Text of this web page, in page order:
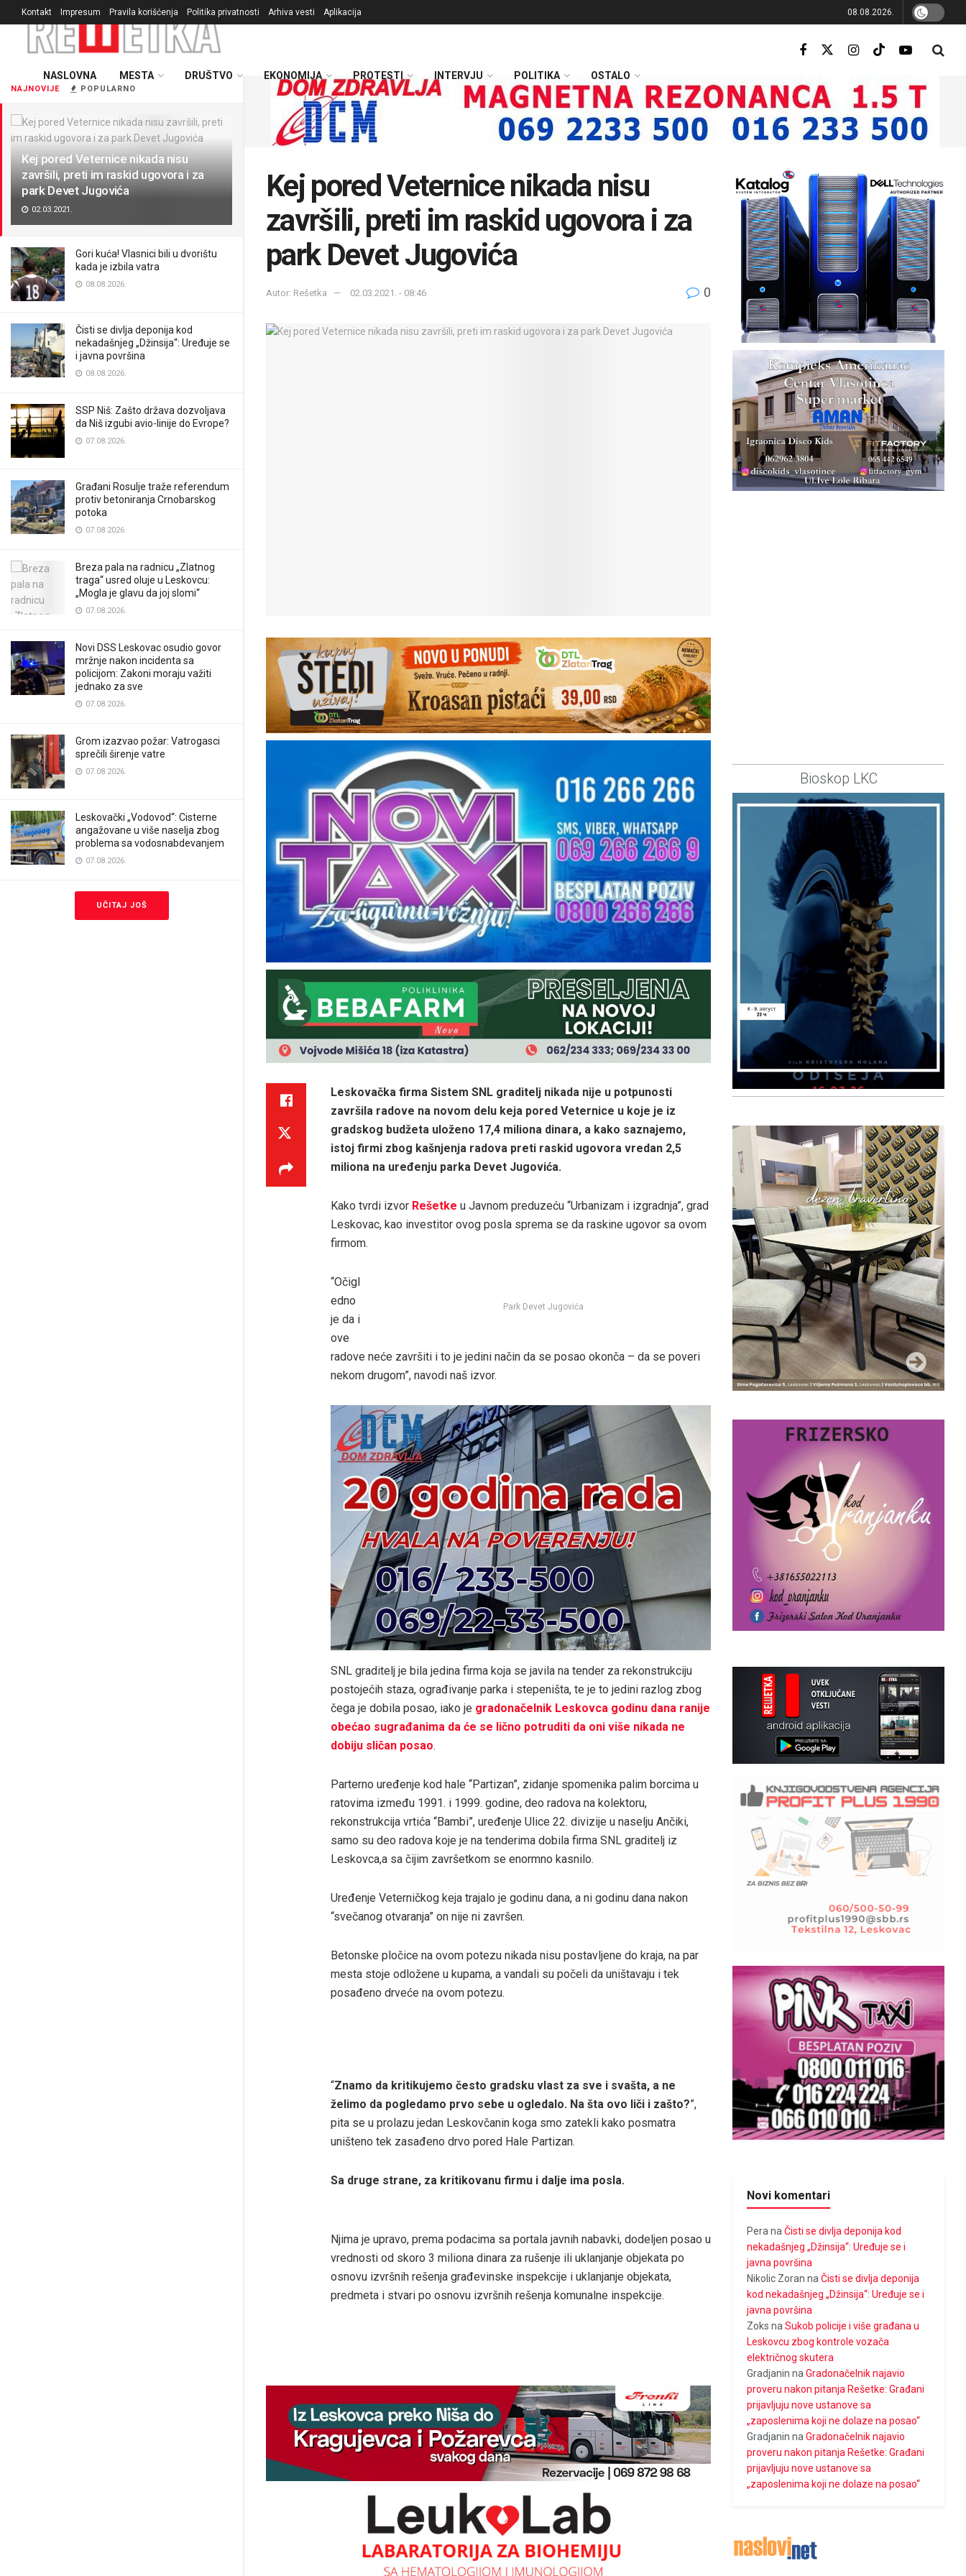
NAJNOVIJE POPULARNO
Kej pored Veternice nikada nisu
završili, preti im raskid ugovora i za
park Devet Jugovića
02.03.2021.
Gori kuća! Vlasnici bili u dvorištu
kada je izbila vatra
08.08.2026.
Čisti se divlja deponija kod
nekadašnjeg „Džinsija“: Uređuje se
i javna površina
08.08.2026.
SSP Niš: Zašto država dozvoljava
da Niš izgubi avio-linije do Evrope?
07.08.2026.
Građani Rosulje traže referendum
protiv betoniranja Crnobarskog
potoka
07.08.2026.
Breza pala na radnicu „Zlatnog
traga“ usred oluje u Leskovcu:
„Mogla je glavu da joj slomi“
07.08.2026.
Novi DSS Leskovac osudio govor
mržnje nakon incidenta sa
policijom: Zakoni moraju važiti
jednako za sve
07.08.2026.
Grom izazvao požar: Vatrogasci
sprečili širenje vatre
07.08.2026.
Leskovački „Vodovod“: Cisterne
angažovane u više naselja zbog
problema sa vodosnabdevanjem
07.08.2026.
UČITAJ JOŠ
Kontakt Impresum Pravila korišćenja Politika privatnosti Arhiva vesti Aplikacija 08.08.2026.
NASLOVNA MESTA DRUŠTVO EKONOMIJA PROTESTI INTERVJU POLITIKA OSTALO
Kej pored Veternice nikada nisu
završili, preti im raskid ugovora i za
park Devet Jugovića
Autor: Rešetka 02.03.2021. - 08:46 0
Leskovačka firma Sistem SNL graditelj nikada nije u potpunosti
završila radove na novom delu keja pored Veternice u koje je iz
gradskog budžeta uloženo 17,4 miliona dinara, a kako saznajemo,
istoj firmi zbog kašnjenja radova preti raskid ugovora vredan 2,5
miliona na uređenju parka Devet Jugovića.
Kako tvrdi izvor Rešetke u Javnom preduzeću “Urbanizam i izgradnja”, grad
Leskovac, kao investitor ovog posla sprema se da raskine ugovor sa ovom
firmom.
Park Devet Jugovića
“Očigl
edno
je da i
ove
radove neće završiti i to je jedini način da se posao okonča – da se poveri
nekom drugom”, navodi naš izvor.
SNL graditelj je bila jedina firma koja se javila na tender za rekonstrukciju
postojećih staza, ograđivanje parka i stepeništa, te je to jedini razlog zbog
čega je dobila posao, iako je gradonačelnik Leskovca godinu dana ranije
obećao sugrađanima da će se lično potruditi da oni više nikada ne
dobiju sličan posao.
Parterno uređenje kod hale “Partizan”, zidanje spomenika palim borcima u
ratovima između 1991. i 1999. godine, deo radova na kolektoru,
rekonstrukcija vrtića “Bambi”, uređenje Ulice 22. divizije u naselju Ančiki,
samo su deo radova koje je na tenderima dobila firma SNL graditelj iz
Leskovca,a sa čijim završetkom se enormno kasnilo.
Uređenje Veterničkog keja trajalo je godinu dana, a ni godinu dana nakon
“svečanog otvaranja” on nije ni završen.
Betonske pločice na ovom potezu nikada nisu postavljene do kraja, na par
mesta stoje odložene u kupama, a vandali su počeli da uništavaju i tek
posađeno drveće na ovom potezu.
“Znamo da kritikujemo često gradsku vlast za sve i svašta, a ne
želimo da pogledamo prvo sebe u ogledalo. Na šta ovo liči i zašto?”,
pita se u prolazu jedan Leskovčanin koga smo zatekli kako posmatra
uništeno tek zasađeno drvo pored Hale Partizan.
Sa druge strane, za kritikovanu firmu i dalje ima posla.
Njima je upravo, prema podacima sa portala javnih nabavki, dodeljen posao u
vrednosti od skoro 3 miliona dinara za rušenje ili uklanjanje objekata po
osnovu izvršnih rešenja građevinske inspekcije i uklanjanje objekata,
predmeta i stvari po osnovu izvršnih rešenja komunalne inspekcije.
Bioskop LKC
Novi komentari
Pera naČisti se divlja deponija kod
nekadašnjeg „Džinsija“: Uređuje se i
javna površina
Nikolic Zoran naČisti se divlja deponija
kod nekadašnjeg „Džinsija“: Uređuje se i
javna površina
Zoks naSukob policije i više građana u
Leskovcu zbog kontrole vozača
električnog skutera
Gradjanin naGradonačelnik najavio
proveru nakon pitanja Rešetke: Građani
prijavljuju nove ustanove sa
„zaposlenima koji ne dolaze na posao“
Gradjanin naGradonačelnik najavio
proveru nakon pitanja Rešetke: Građani
prijavljuju nove ustanove sa
„zaposlenima koji ne dolaze na posao“